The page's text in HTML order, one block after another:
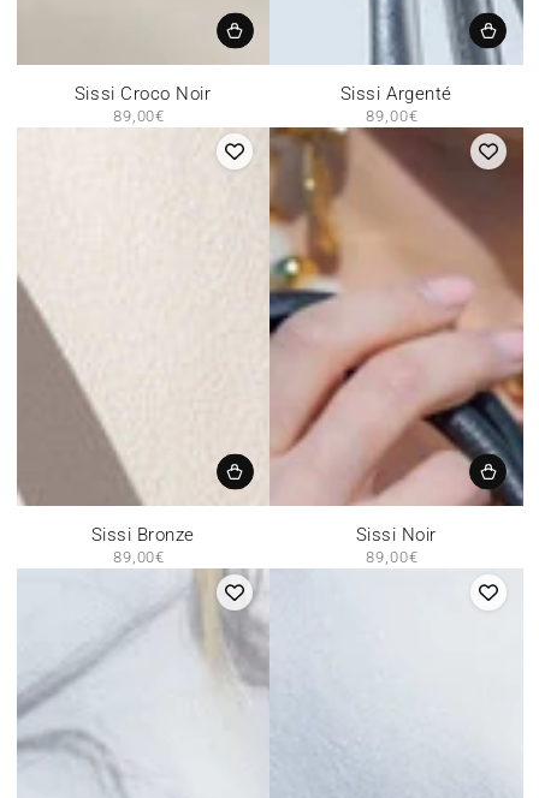
Sissi Croco Noir
Prix
89,00€
Sissi Argenté
Prix
89,00€
Sissi Bronze
Prix
89,00€
Sissi Noir
Prix
89,00€